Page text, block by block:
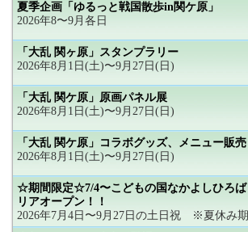
夏季企画「ゆるっと戦国散歩in関ケ原」
2026年8〜9月各日
「大乱 関ヶ原」スタンプラリー
2026年8月1日(土)〜9月27日(日)
「大乱 関ケ原」原画パネル展
2026年8月1日(土)〜9月27日(日)
「大乱 関ケ原」コラボグッズ、メニュー販売
2026年8月1日(土)〜9月27日(日)
☆期間限定☆7/4〜こどもの国なかよしひろば
リアオープン！！
2026年7月4日〜9月27日の土日祝 ※夏休み